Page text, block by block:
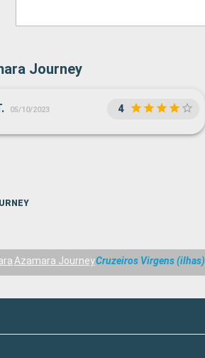
Journey
05/10/2023 4
Azamara JourneyCruzeiros Virgens (ilhas)